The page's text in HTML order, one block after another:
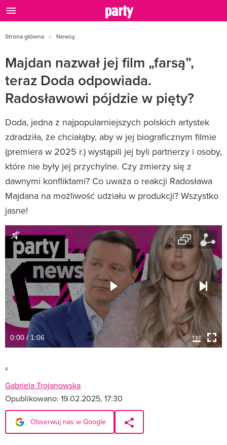
Strona główna Newsy
Majdan nazwał jej film „farsą”,
teraz Doda odpowiada.
Radosławowi pójdzie w pięty?
Doda, jedna z najpopularniejszych polskich artystek
zdradziła, że chciałąby, aby w jej biograficznym filmie
(premiera w 2025 r.) wystąpili jej byli partnerzy i osoby,
które nie były jej przychylne. Czy zmierzy się z
dawnymi konfliktami? Co uważa o reakcji Radosława
Majdana na możliwość udziału w produkcji? Wszystko
jasne!
0:00 / 1:06
x
Gabriela Trojanowska
Opublikowano: 19.02.2025, 17:30
Obserwuj nas w Google